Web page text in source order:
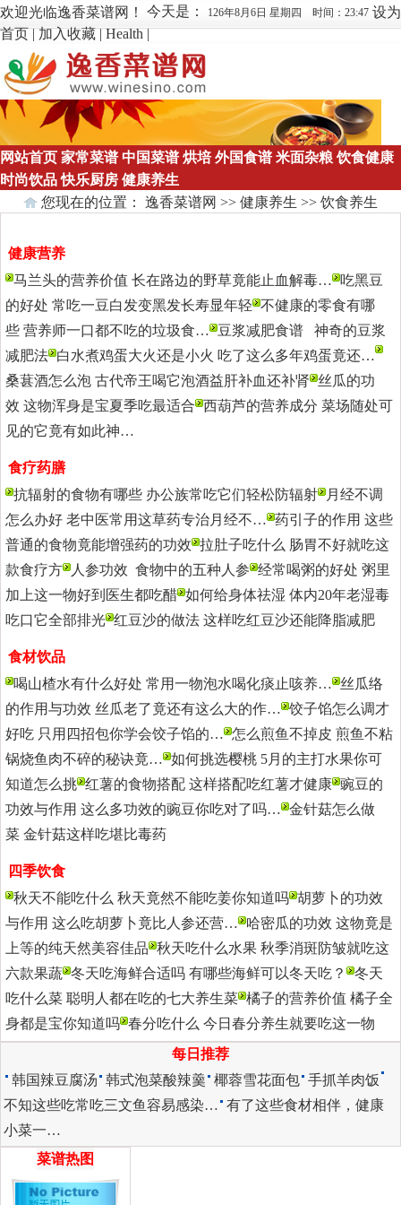
欢迎光临逸香菜谱网！ 今天是： 126年8月6日 星期四 时间：23:47 设为
首页|加入收藏|Health|
网站首页 家常菜谱 中国菜谱 烘培 外国食谱 米面杂粮 饮食健康
时尚饮品 快乐厨房 健康养生
您现在的位置： 逸香菜谱网 >> 健康养生 >> 饮食养生
健康营养
马兰头的营养价值 长在路边的野草竟能止血解毒…
吃黑豆
的好处 常吃一豆白发变黑发长寿显年轻 不健康的零食有哪
些 营养师一口都不吃的垃圾食…
豆浆减肥食谱 神奇的豆浆
减肥法 白水煮鸡蛋大火还是小火 吃了这么多年鸡蛋竟还…
桑葚酒怎么泡 古代帝王喝它泡酒益肝补血还补肾
丝瓜的功
效 这物浑身是宝夏季吃最适合 西葫芦的营养成分 菜场随处可
见的它竟有如此神…
食疗药膳
抗辐射的食物有哪些 办公族常吃它们轻松防辐射
月经不调
怎么办好 老中医常用这草药专治月经不… 药引子的作用 这些
普通的食物竟能增强药的功效 拉肚子吃什么 肠胃不好就吃这
款食疗方
人参功效 食物中的五种人参 经常喝粥的好处 粥里
加上这一物好到医生都吃醋 如何给身体祛湿 体内20年老湿毒
吃口它全部排光 红豆沙的做法 这样吃红豆沙还能降脂减肥
食材饮品
喝山楂水有什么好处 常用一物泡水喝化痰止咳养…
丝瓜络
的作用与功效 丝瓜老了竟还有这么大的作… 饺子馅怎么调才
好吃 只用四招包你学会饺子馅的… 怎么煎鱼不掉皮 煎鱼不粘
锅烧鱼肉不碎的秘诀竟… 如何挑选樱桃 5月的主打水果你可
知道怎么挑 红薯的食物搭配 这样搭配吃红薯才健康 豌豆的
功效与作用 这么多功效的豌豆你吃对了吗… 金针菇怎么做
菜 金针菇这样吃堪比毒药
四季饮食
秋天不能吃什么 秋天竟然不能吃姜你知道吗 胡萝卜的功效
与作用 这么吃胡萝卜竟比人参还营…
哈密瓜的功效 这物竟是
上等的纯天然美容佳品 秋天吃什么水果 秋季消斑防皱就吃这
六款果蔬 冬天吃海鲜合适吗 有哪些海鲜可以冬天吃？
冬天
吃什么菜 聪明人都在吃的七大养生菜 橘子的营养价值 橘子全
身都是宝你知道吗 春分吃什么 今日春分养生就要吃这一物
每日推荐
韩国辣豆腐汤 韩式泡菜酸辣羹 椰蓉雪花面包 手抓羊肉饭
不知这些吃常吃三文鱼容易感染… 有了这些食材相伴，健康
小菜一…
菜谱热图